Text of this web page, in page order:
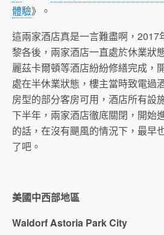
體驗》。
這兩家酒店真是一言難盡啊，2017
黎各後，兩家酒店一直處於休業狀
麗茲卡爾頓等酒店紛紛修繕完成，
處在半休業狀態，樓主當時致電過
房型的部分客房可用，酒店所有設
下半年，兩家酒店徹底關閉，開始
的話，在沒有颶風的情況下，最早
了吧。
美國中西部地區
Waldorf Astoria Park City